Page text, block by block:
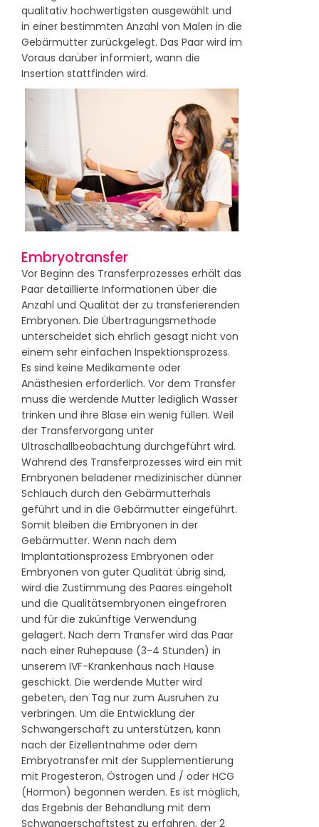
qualitativ hochwertigsten ausgewählt und
in einer bestimmten Anzahl von Malen in die
Gebärmutter zurückgelegt. Das Paar wird im
Voraus darüber informiert, wann die
Insertion stattfinden wird.
Embryotransfer
Vor Beginn des Transferprozesses erhält das
Paar detaillierte Informationen über die
Anzahl und Qualität der zu transferierenden
Embryonen. Die Übertragungsmethode
unterscheidet sich ehrlich gesagt nicht von
einem sehr einfachen Inspektionsprozess.
Es sind keine Medikamente oder
Anästhesien erforderlich. Vor dem Transfer
muss die werdende Mutter lediglich Wasser
trinken und ihre Blase ein wenig füllen. Weil
der Transfervorgang unter
Ultraschallbeobachtung durchgeführt wird.
Während des Transferprozesses wird ein mit
Embryonen beladener medizinischer dünner
Schlauch durch den Gebärmutterhals
geführt und in die Gebärmutter eingeführt.
Somit bleiben die Embryonen in der
Gebärmutter. Wenn nach dem
Implantationsprozess Embryonen oder
Embryonen von guter Qualität übrig sind,
wird die Zustimmung des Paares eingeholt
und die Qualitätsembryonen eingefroren
und für die zukünftige Verwendung
gelagert. Nach dem Transfer wird das Paar
nach einer Ruhepause (3-4 Stunden) in
unserem IVF-Krankenhaus nach Hause
geschickt. Die werdende Mutter wird
gebeten, den Tag nur zum Ausruhen zu
verbringen. Um die Entwicklung der
Schwangerschaft zu unterstützen, kann
nach der Eizellentnahme oder dem
Embryotransfer mit der Supplementierung
mit Progesteron, Östrogen und / oder HCG
(Hormon) begonnen werden. Es ist möglich,
das Ergebnis der Behandlung mit dem
Schwangerschaftstest zu erfahren, der 2